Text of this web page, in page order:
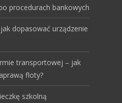
procedurach bankowych
dopasować urządzenie
transportowej – jak
floty?
szkolną